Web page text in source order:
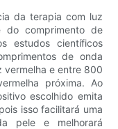
da terapia com luz
do comprimento de
estudos científicos
de onda
e entre 800
próxima. Ao
escolhido emita
isso facilitará uma
pele e melhorará